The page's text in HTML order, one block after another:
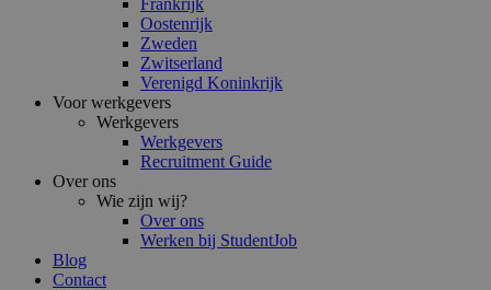
Frankrijk
Oostenrijk
Zweden
Zwitserland
Verenigd Koninkrijk
Voor werkgevers
Werkgevers
Werkgevers
Recruitment Guide
Over ons
Wie zijn wij?
Over ons
Werken bij StudentJob
Blog
Contact